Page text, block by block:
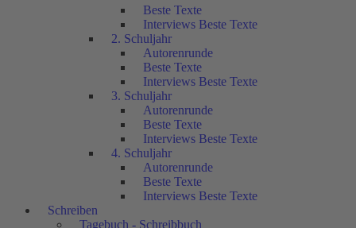
Beste Texte
Interviews Beste Texte
2. Schuljahr
Autorenrunde
Beste Texte
Interviews Beste Texte
3. Schuljahr
Autorenrunde
Beste Texte
Interviews Beste Texte
4. Schuljahr
Autorenrunde
Beste Texte
Interviews Beste Texte
Schreiben
Tagebuch - Schreibbuch